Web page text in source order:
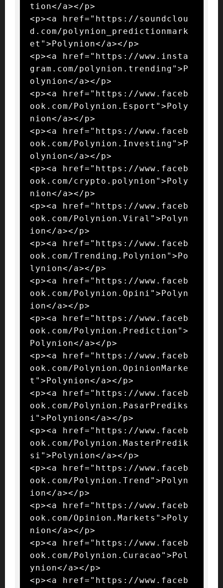
tion</a></p>
<p><a href="https://soundclou
d.com/polynion_predictionmark
et">Polynion</a></p>
<p><a href="https://www.insta
gram.com/polynion.trending">P
olynion</a></p>
<p><a href="https://www.faceb
ook.com/Polynion.Esport">Poly
nion</a></p>
<p><a href="https://www.faceb
ook.com/Polynion.Investing">P
olynion</a></p>
<p><a href="https://www.faceb
ook.com/crypto.polynion">Poly
nion</a></p>
<p><a href="https://www.faceb
ook.com/Polynion.Viral">Polyn
ion</a></p>
<p><a href="https://www.faceb
ook.com/Trending.Polynion">Po
lynion</a></p>
<p><a href="https://www.faceb
ook.com/Polynion.Opini">Polyn
ion</a></p>
<p><a href="https://www.faceb
ook.com/Polynion.Prediction">
Polynion</a></p>
<p><a href="https://www.faceb
ook.com/Polynion.OpinionMarke
t">Polynion</a></p>
<p><a href="https://www.faceb
ook.com/Polynion.PasarPrediks
i">Polynion</a></p>
<p><a href="https://www.faceb
ook.com/Polynion.MasterPredik
si">Polynion</a></p>
<p><a href="https://www.faceb
ook.com/Polynion.Trend">Polyn
ion</a></p>
<p><a href="https://www.faceb
ook.com/Opinion.Markets">Poly
nion</a></p>
<p><a href="https://www.faceb
ook.com/Polynion.Curacao">Pol
ynion</a></p>
<p><a href="https://www.faceb